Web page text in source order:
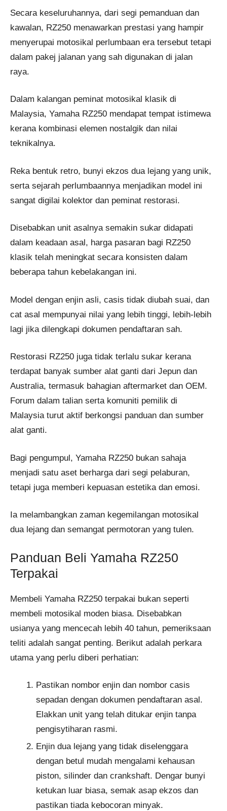
Secara keseluruhannya, dari segi pemanduan dan
kawalan, RZ250 menawarkan prestasi yang hampir
menyerupai motosikal perlumbaan era tersebut tetapi
dalam pakej jalanan yang sah digunakan di jalan
raya.
Dalam kalangan peminat motosikal klasik di
Malaysia, Yamaha RZ250 mendapat tempat istimewa
kerana kombinasi elemen nostalgik dan nilai
teknikalnya.
Reka bentuk retro, bunyi ekzos dua lejang yang unik,
serta sejarah perlumbaannya menjadikan model ini
sangat digilai kolektor dan peminat restorasi.
Disebabkan unit asalnya semakin sukar didapati
dalam keadaan asal, harga pasaran bagi RZ250
klasik telah meningkat secara konsisten dalam
beberapa tahun kebelakangan ini.
Model dengan enjin asli, casis tidak diubah suai, dan
cat asal mempunyai nilai yang lebih tinggi, lebih-lebih
lagi jika dilengkapi dokumen pendaftaran sah.
Restorasi RZ250 juga tidak terlalu sukar kerana
terdapat banyak sumber alat ganti dari Jepun dan
Australia, termasuk bahagian aftermarket dan OEM.
Forum dalam talian serta komuniti pemilik di
Malaysia turut aktif berkongsi panduan dan sumber
alat ganti.
Bagi pengumpul, Yamaha RZ250 bukan sahaja
menjadi satu aset berharga dari segi pelaburan,
tetapi juga memberi kepuasan estetika dan emosi.
Ia melambangkan zaman kegemilangan motosikal
dua lejang dan semangat permotoran yang tulen.
Panduan Beli Yamaha RZ250
Terpakai
Membeli Yamaha RZ250 terpakai bukan seperti
membeli motosikal moden biasa. Disebabkan
usianya yang mencecah lebih 40 tahun, pemeriksaan
teliti adalah sangat penting. Berikut adalah perkara
utama yang perlu diberi perhatian:
Pastikan nombor enjin dan nombor casis
sepadan dengan dokumen pendaftaran asal.
Elakkan unit yang telah ditukar enjin tanpa
pengisytiharan rasmi.
Enjin dua lejang yang tidak diselenggara
dengan betul mudah mengalami kehausan
piston, silinder dan crankshaft. Dengar bunyi
ketukan luar biasa, semak asap ekzos dan
pastikan tiada kebocoran minyak.